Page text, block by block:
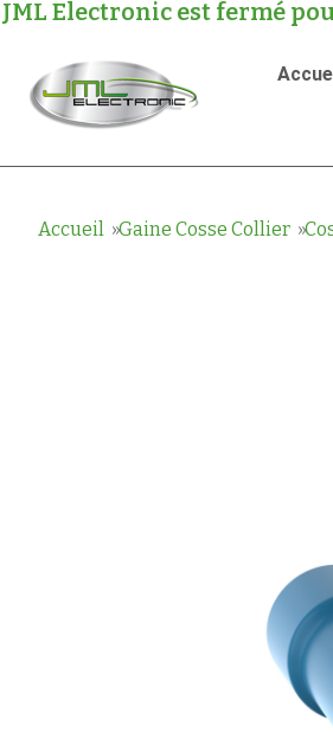
JML Electronic est fermé
Accueil Gaine Cosse Collier